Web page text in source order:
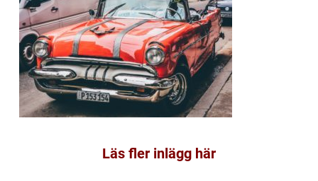
Läs fler inlägg här